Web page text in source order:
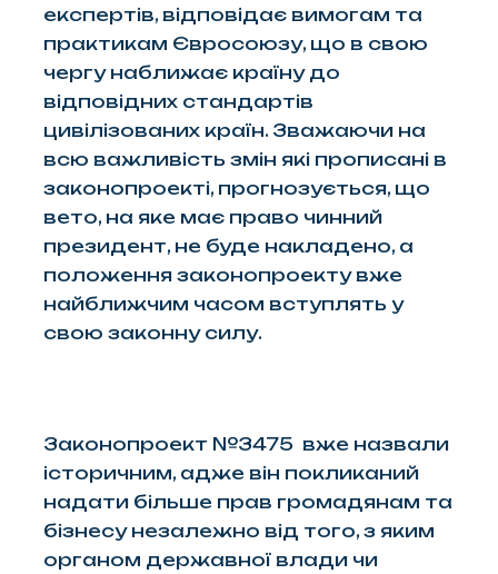
експертів, відповідає вимогам та
практикам Євросоюзу, що в свою
чергу наближає країну до
відповідних стандартів
цивілізованих країн. Зважаючи на
всю важливість змін які прописані в
законопроекті, прогнозується, що
вето, на яке має право чинний
президент, не буде накладено, а
положення законопроекту вже
найближчим часом вступлять у
свою законну силу.
Законопроект №3475 вже назвали
історичним, адже він покликаний
надати більше прав громадянам та
бізнесу незалежно від того, з яким
органом державної влади чи